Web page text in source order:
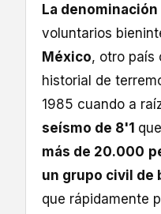
La
voluntarios
México, otro país
historial de
1985 cuando a
seísmo de 8'1
más de 20.000
un grupo civil de
que rápidamente